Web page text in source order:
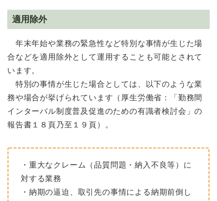
適用除外
年末年始や業務の緊急性など特別な事情が生じた場
合などを適用除外として運用することも可能とされて
います。
特別の事情が生じた場合としては、以下のような業
務や場合が挙げられています（厚生労働省：「勤務間
インターバル制度普及促進のための有識者検討会」の
報告書１８頁乃至１９頁）。
・重大なクレーム（品質問題・納入不良等）に
対する業務
・納期の逼迫、取引先の事情による納期前倒し